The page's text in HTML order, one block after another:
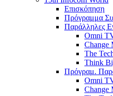
Επισκόπηση
Πρόγραμμα
Παράλληλες
Omni
Change
The
Think
Πρόγραμ.
Omni
Change